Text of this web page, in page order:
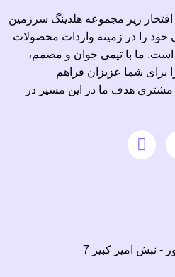
افتخار زیر مجموعه هلدینگ سرزمین
خود را در زمینه واردات محصولات
است. ما با تیمی جوان و مصمم،
برای شما عزیزان فراهم
مشتری هدف ما در این مسیر در
نبش امیر کبیر 7